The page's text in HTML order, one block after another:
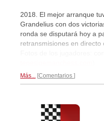
2018. El mejor arranque
Grandelius con dos
ronda se disputará hoy a
retransmisiones en directo
Más... Comentarios